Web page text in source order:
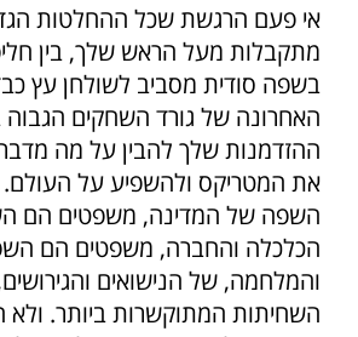
אי פעם הרגשת שכל ההחלטות
מתקבלות מעל הראש שלך, בין
בשפה סודית מסביב לשולחן עץ
האחרונה של גורד השחקים הגבוה
ההזדמנות שלך להבין על מה
את המטריקס ולהשפיע על
השפה של המדינה, משפטים הם
הכלכלה והחברה, משפטים הם
והמלחמה, של הנישואים
השחיתות המתוקשרות ביותר. ולא